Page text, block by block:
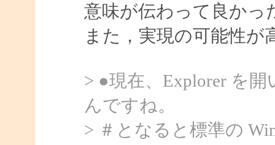
意味が伝わって良かっ
また，実現の可能性
> ●現在、Explorer を
んですね。
> ＃となると標準の